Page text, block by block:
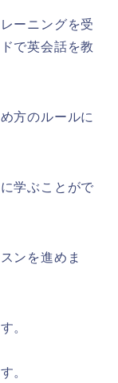
ーニングを受
で英会話を教
方のルールに
学ぶことがで
ンを進めま
。
。